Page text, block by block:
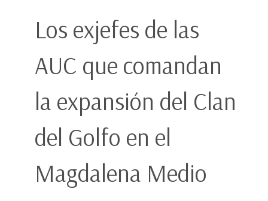
Los exjefes de las
AUC que comandan
la expansión del Clan
del Golfo en el
Magdalena Medio